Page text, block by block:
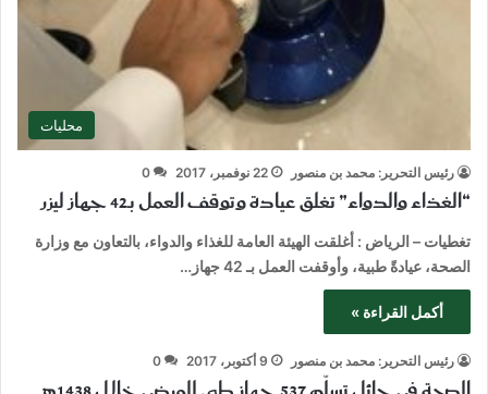
محليات
رئيس التحرير: محمد بن منصور 22 نوفمبر، 2017 0
“الغذاء والدواء” تغلق عيادة وتوقف العمل بـ42 جهاز ليزر
تغطيات – الرياض : أغلقت الهيئة العامة للغذاء والدواء، بالتعاون مع وزارة
الصحة، عيادةً طبية، وأوقفت العمل بـ 42 جهاز…
أكمل القراءة »
رئيس التحرير: محمد بن منصور 9 أكتوبر، 2017 0